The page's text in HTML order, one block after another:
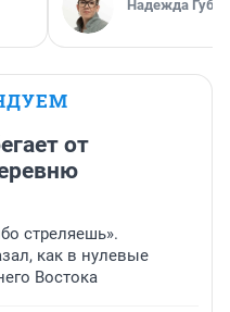
Надежда
от
стреляешь».
как в нулевые
Востока